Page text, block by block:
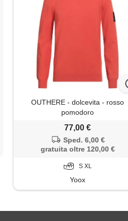
OUTHERE - dolcevita - rosso
pomodoro
77,00 €
Sped. 6,00 €
gratuita oltre 120,00 €
S XL
Yoox